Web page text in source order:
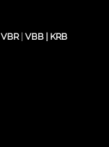
VBR| VBB KRB